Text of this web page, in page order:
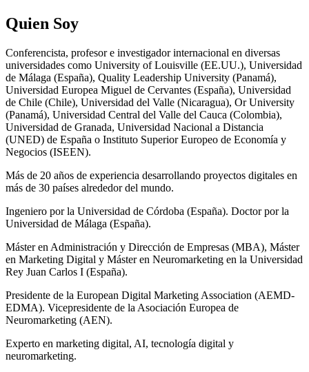
Quien Soy
Conferencista, profesor e investigador internacional en diversas
universidades como University of Louisville (EE.UU.), Universidad
de Málaga (España), Quality Leadership University (Panamá),
Universidad Europea Miguel de Cervantes (España), Universidad
de Chile (Chile), Universidad del Valle (Nicaragua), Or University
(Panamá), Universidad Central del Valle del Cauca (Colombia),
Universidad de Granada, Universidad Nacional a Distancia
(UNED) de España o Instituto Superior Europeo de Economía y
Negocios (ISEEN).
Más de 20 años de experiencia desarrollando proyectos digitales en
más de 30 países alrededor del mundo.
Ingeniero por la Universidad de Córdoba (España). Doctor por la
Universidad de Málaga (España).
Máster en Administración y Dirección de Empresas (MBA), Máster
en Marketing Digital y Máster en Neuromarketing en la Universidad
Rey Juan Carlos I (España).
Presidente de la European Digital Marketing Association (AEMD-
EDMA). Vicepresidente de la Asociación Europea de
Neuromarketing (AEN).
Experto en marketing digital, AI, tecnología digital y
neuromarketing.